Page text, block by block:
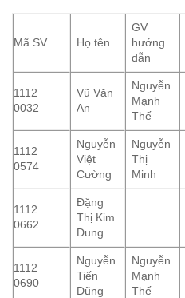
Mã SV Họ tên
GV
hướng
dẫn
1112
0032
Vũ Văn
An
Nguyễn
Mạnh
Thế
1112
0574
Nguyễn
Việt
Cường
Nguyễn
Thị
Minh
1112
0662
Đặng
Thị Kim
Dung
1112
0690
Nguyễn
Tiến
Dũng
Nguyễn
Mạnh
Thế